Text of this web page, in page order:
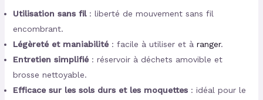
Utilisation sans fil: liberté de mouvement sans fil
encombrant.
Légèreté et maniabilité: facile à utiliser et à ranger.
Entretien simplifié: réservoir à déchets amovible et
brosse nettoyable.
Efficace sur les sols durs et les moquettes: idéal pour le